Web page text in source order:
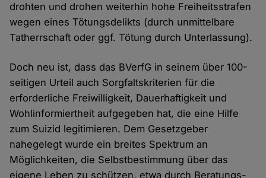
drohten und drohen weiterhin hohe Freiheitsstrafen
wegen eines Tötungsdelikts (durch unmittelbare
Tatherrschaft oder ggf. Tötung durch Unterlassung).
Doch neu ist, dass das BVerfG in seinem über 100-
seitigen Urteil auch Sorgfaltskriterien für die
erforderliche Freiwilligkeit, Dauerhaftigkeit und
Wohlinformiertheit aufgegeben hat, die eine Hilfe
zum Suizid legitimieren. Dem Gesetzgeber
nahegelegt wurde ein breites Spektrum an
Möglichkeiten, die Selbstbestimmung über das
eigene Leben zu schützen, etwa durch Beratungs-